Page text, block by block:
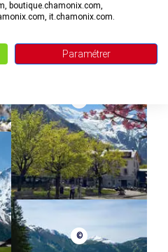
©
boutique.chamonix.com,
it.chamonix.com.
Paramétrer